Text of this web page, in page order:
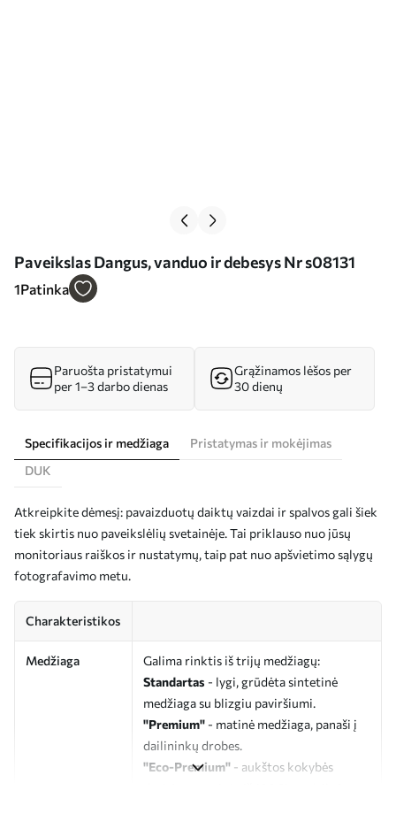
Paveikslas Dangus, vanduo ir debesys Nr s08131
1Patinka
Paruošta pristatymui
per 1–3 darbo dienas
Grąžinamos lėšos per
30 dienų
Specifikacijos ir medžiaga
Pristatymas ir mokėjimas
DUK
Atkreipkite dėmesį: pavaizduotų daiktų vaizdai ir spalvos gali šiek
tiek skirtis nuo paveikslėlių svetainėje. Tai priklauso nuo jūsų
monitoriaus raiškos ir nustatymų, taip pat nuo apšvietimo sąlygų
fotografavimo metu.
Charakteristikos
Medžiaga
Galima rinktis iš trijų medžiagų:
Standartas - lygi, grūdėta sintetinė
medžiaga su blizgiu paviršiumi.
"Premium" - matinė medžiaga, panaši į
dailininkų drobes.
"Eco-Premium" - aukštos kokybės